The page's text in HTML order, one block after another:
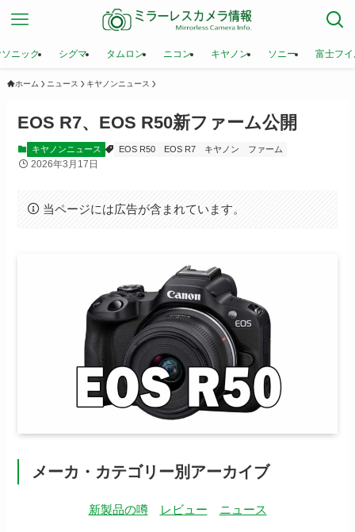
ニック シグマ タムロン ニコン キヤノン ソニー 富士フ
ホーム ニュース キヤノンニュース
EOS R7、EOS R50新ファーム公開
キヤノンニュース EOS R50 EOS R7 キヤノン ファーム
2026年3月17日
当ページには広告が含まれています。
メーカ・カテゴリー別アーカイブ
新製品の噂 レビュー ニュース